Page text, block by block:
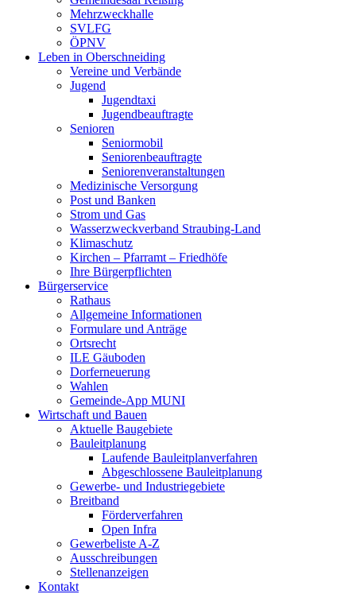
Mehrzweckhalle
SVLFG
ÖPNV
Leben in Oberschneiding
Vereine und Verbände
Jugend
Jugendtaxi
Jugendbeauftragte
Senioren
Seniormobil
Seniorenbeauftragte
Seniorenveranstaltungen
Medizinische Versorgung
Post und Banken
Strom und Gas
Wasserzweckverband Straubing-Land
Klimaschutz
Kirchen – Pfarramt – Friedhöfe
Ihre Bürgerpflichten
Bürgerservice
Rathaus
Allgemeine Informationen
Formulare und Anträge
Ortsrecht
ILE Gäuboden
Dorferneuerung
Wahlen
Gemeinde-App MUNI
Wirtschaft und Bauen
Aktuelle Baugebiete
Bauleitplanung
Laufende Bauleitplanverfahren
Abgeschlossene Bauleitplanung
Gewerbe- und Industriegebiete
Breitband
Förderverfahren
Open Infra
Gewerbeliste A-Z
Ausschreibungen
Stellenanzeigen
Kontakt